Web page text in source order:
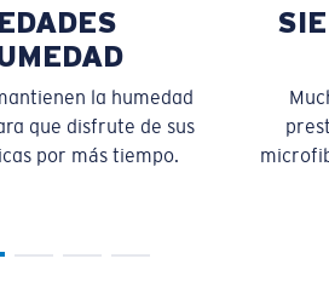
la humedad
que disfrute de sus
por más tiempo.